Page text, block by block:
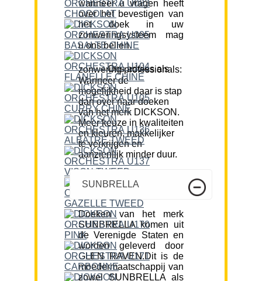
wanneer u vragen heeft
over het bevestigen van
het doek in uw
zonweringsysteem mag
u ons bellen.
Ons advies als zonwering professionals:
Wanneer de
mogelijkheid daar is stap
dan over naar doeken
van het merk DICKSON.
Meer keuze in kwaliteiten
en kleuren, makkelijker
te verkrijgen en
aanzienlijk minder duur.
SUNBRELLA
Doeken van het merk
SUNBRELLA komen uit
de Verenigde Staten en
worden geleverd door
GLEN RAVEN.Dit is de
moedermaatschappij van
zowel SUNBRELLA als